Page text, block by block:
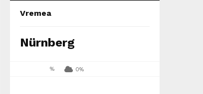
Vremea
Nürnberg
% 0%